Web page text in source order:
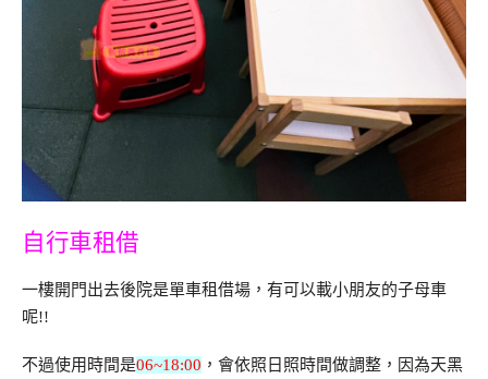
自行車租借
一樓開門出去後院是單車租借場，有可以載小朋友的子母車
呢!!
不過使用時間是06~18:00 ，會依照日照時間做調整，因為天黑